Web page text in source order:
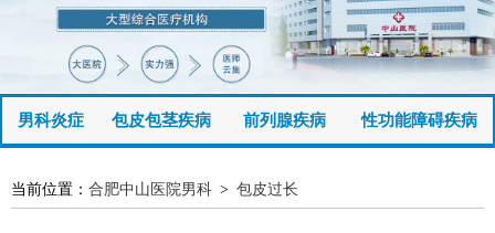
男科炎症 包皮包茎疾病 前列腺疾病 性功能障碍疾病
当前位置： 合肥中山医院男科 > 包皮过长